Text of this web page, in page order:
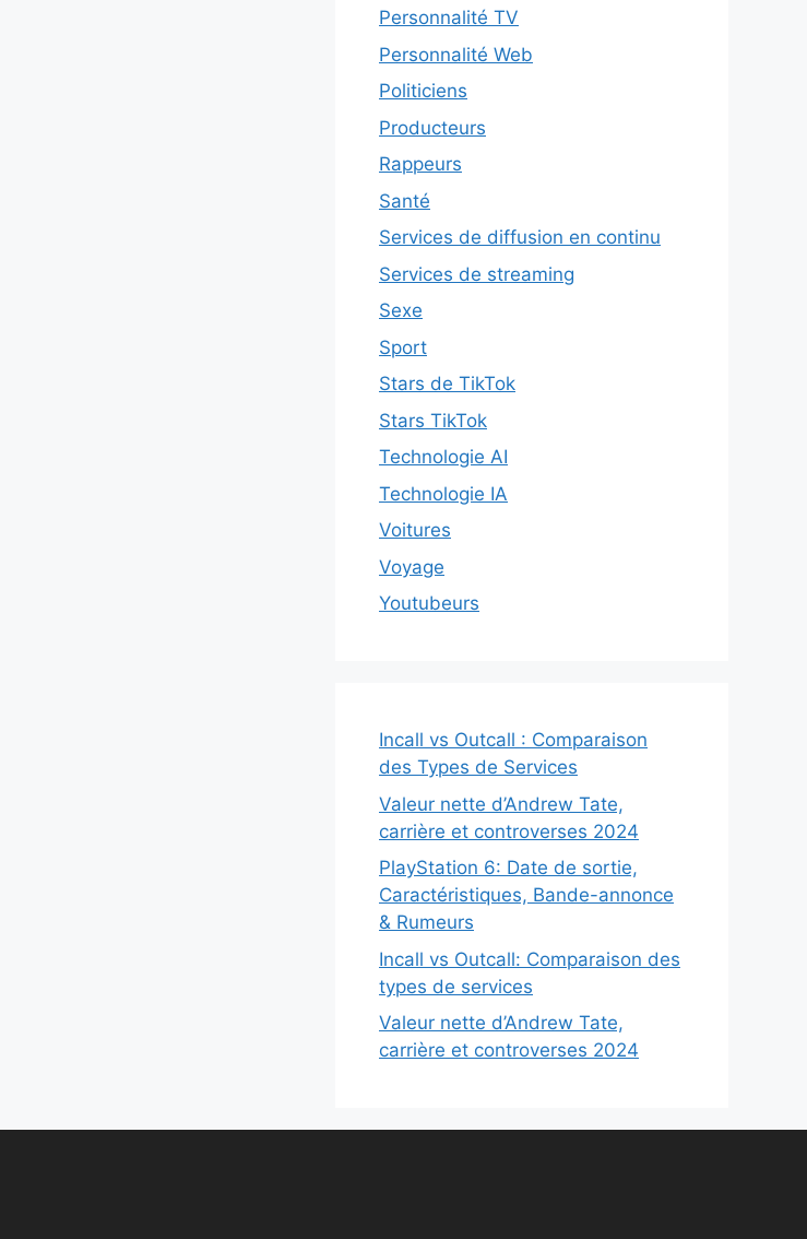
Personnalité TV
Personnalité Web
Politiciens
Producteurs
Rappeurs
Santé
Services de diffusion en continu
Services de streaming
Sexe
Sport
Stars de TikTok
Stars TikTok
Technologie AI
Technologie IA
Voitures
Voyage
Youtubeurs
Incall vs Outcall : Comparaison
des Types de Services
Valeur nette d’Andrew Tate,
carrière et controverses 2024
PlayStation 6: Date de sortie,
Caractéristiques, Bande-annonce
& Rumeurs
Incall vs Outcall: Comparaison des
types de services
Valeur nette d’Andrew Tate,
carrière et controverses 2024